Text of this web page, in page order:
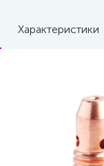
Характеристики